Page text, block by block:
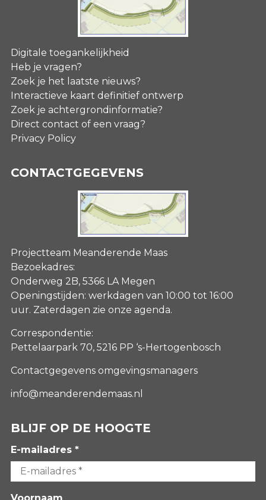
Digitale toegankelijkheid
Heb je vragen?
Zoek je het laatste nieuws?
Interactieve kaart definitief ontwerp
Zoek je achtergrondinformatie?
Direct contact of een vraag?
Privacy Policy
CONTACTGEGEVENS
Projectteam Meanderende Maas
Bezoekadres:
Onderweg 2B, 5366 LA Megen
Openingstijden: werkdagen van 10:00 tot 16:00
uur. Zaterdagen zie onze agenda.
Correspondentie:
Pettelaarpark 70, 5216 PP ‘s-Hertogenbosch
Contactgegevens omgevingsmanagers
info@meanderendemaas.nl
BLIJF OP DE HOOGTE
E-mailadres *